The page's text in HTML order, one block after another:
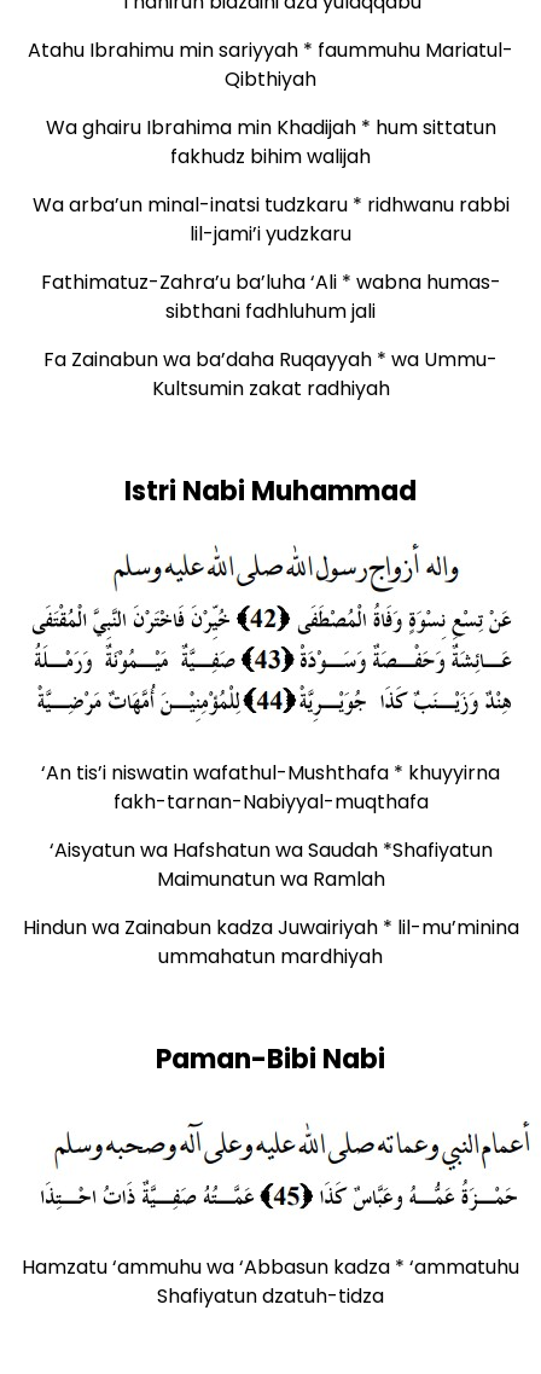
Atahu Ibrahimu min sariyyah * faummuhu Mariatul-
Qibthiyah
Wa ghairu Ibrahima min Khadijah * hum sittatun
fakhudz bihim walijah
Wa arba’un minal-inatsi tudzkaru * ridhwanu rabbi
lil-jami’i yudzkaru
Fathimatuz-Zahra’u ba’luha ‘Ali * wabna humas-
sibthani fadhluhum jali
Fa Zainabun wa ba’daha Ruqayyah * wa Ummu-
Kultsumin zakat radhiyah
Istri Nabi Muhammad
‘An tis’i niswatin wafathul-Mushthafa * khuyyirna
fakh-tarnan-Nabiyyal-muqthafa
‘Aisyatun wa Hafshatun wa Saudah *Shafiyatun
Maimunatun wa Ramlah
Hindun wa Zainabun kadza Juwairiyah * lil-mu’minina
ummahatun mardhiyah
Paman-Bibi Nabi
Hamzatu ‘ammuhu wa ‘Abbasun kadza * ‘ammatuhu
Shafiyatun dzatuh-tidza